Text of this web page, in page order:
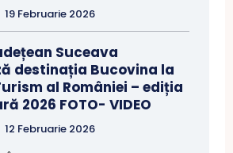
19 Februarie 2026
Suceava
destinația Bucovina la
al României – ediția
2026 FOTO- VIDEO
12 Februarie 2026